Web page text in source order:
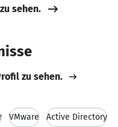
sehen.
zu sehen.
VMware Active Directory